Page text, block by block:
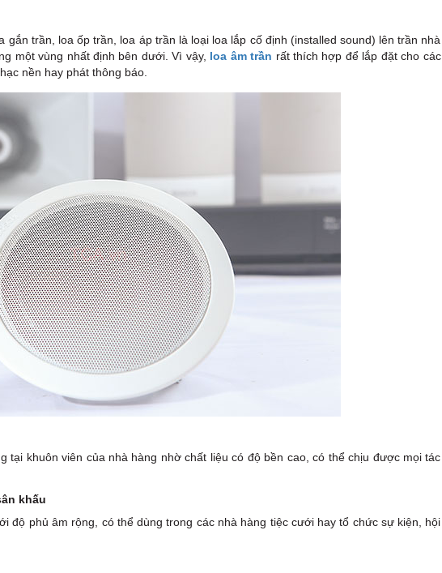
gắn trần, loa ốp trần, loa áp trần là loại loa lắp cố định (installed sound) lên trần nhà
một vùng nhất định bên dưới. Vì vậy, loa âm trần rất thích hợp để lắp đặt cho các
nền hay phát thông báo.
khuôn viên của nhà hàng nhờ chất liệu có độ bền cao, có thể chịu được mọi tác
khấu
độ phủ âm rộng, có thể dùng trong các nhà hàng tiệc cưới hay tổ chức sự kiện, hội